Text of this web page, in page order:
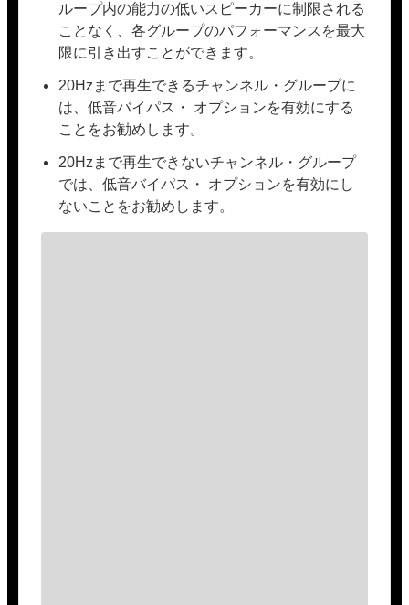
ループ内の能力の低いスピーカーに制限される
ことなく、各グループのパフォーマンスを最大
限に引き出すことができます。
20Hzまで再生できるチャンネル・グループに
は、低音バイパス・ オプションを有効にする
ことをお勧めします。
20Hzまで再生できないチャンネル・グループ
では、低音バイパス・ オプションを有効にし
ないことをお勧めします。